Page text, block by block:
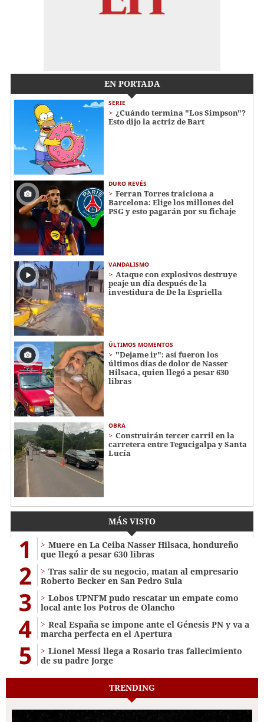
EN PORTADA
SERIE
¿Cuándo termina "Los Simpson"?
Esto dijo la actriz de Bart
DURO REVÉS
Ferran Torres traiciona a
Barcelona: Elige los millones del
PSG y esto pagarán por su fichaje
VANDALISMO
Ataque con explosivos destruye
peaje un día después de la
investidura de De la Espriella
ÚLTIMOS MOMENTOS
"Dejame ir": así fueron los
últimos días de dolor de Nasser
Hilsaca, quien llegó a pesar 630
libras
OBRA
Construirán tercer carril en la
carretera entre Tegucigalpa y Santa
Lucía
MÁS VISTO
1
Muere en La Ceiba Nasser Hilsaca, hondureño
que llegó a pesar 630 libras
2
Tras salir de su negocio, matan al empresario
Roberto Becker en San Pedro Sula
3
Lobos UPNFM pudo rescatar un empate como
local ante los Potros de Olancho
4
Real España se impone ante el Génesis PN y va a
marcha perfecta en el Apertura
5
Lionel Messi llega a Rosario tras fallecimiento
de su padre Jorge
TRENDING